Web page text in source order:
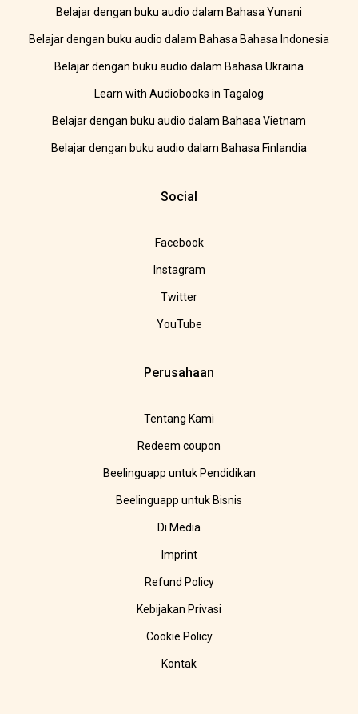
Belajar dengan buku audio dalam Bahasa Yunani
Belajar dengan buku audio dalam Bahasa Bahasa Indonesia
Belajar dengan buku audio dalam Bahasa Ukraina
Learn with Audiobooks in Tagalog
Belajar dengan buku audio dalam Bahasa Vietnam
Belajar dengan buku audio dalam Bahasa Finlandia
Social
Facebook
Instagram
Twitter
YouTube
Perusahaan
Tentang Kami
Redeem coupon
Beelinguapp untuk Pendidikan
Beelinguapp untuk Bisnis
Di Media
Imprint
Refund Policy
Kebijakan Privasi
Cookie Policy
Kontak